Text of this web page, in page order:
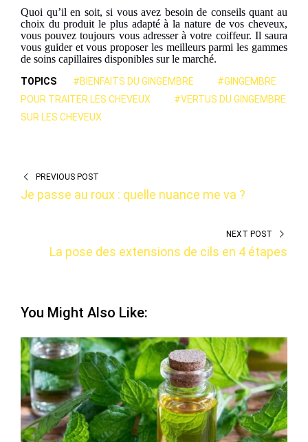
Quoi qu’il en soit, si vous avez besoin de conseils quant au
choix du produit le plus adapté à la nature de vos cheveux,
vous pouvez toujours vous adresser à votre coiffeur. Il saura
vous guider et vous proposer les meilleurs parmi les gammes
de soins capillaires disponibles sur le marché.
TOPICS #BIENFAITS DU GINGEMBRE
#GINGEMBRE
POUR TRAITER LES CHEVEUX
#VERTUS DU GINGEMBRE
SUR LES CHEVEUX
PREVIOUS POST
Je passe au roux : quelle nuance me va ?
NEXT POST
La pose des extensions de cils en 4 étapes
You Might Also Like: